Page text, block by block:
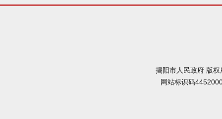
揭阳市人民政府 版
网站标识码